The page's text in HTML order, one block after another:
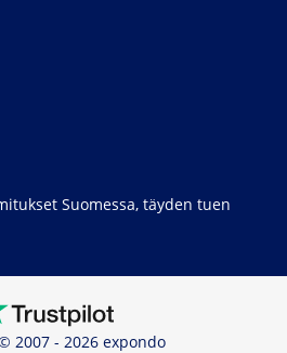
Suomessa, täyden tuen
2007 - 2026 expondo